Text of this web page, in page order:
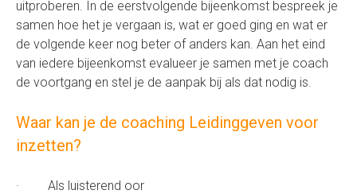
uitproberen. In de eerstvolgende bijeenkomst bespreek je
samen hoe het je vergaan is, wat er goed ging en wat er
de volgende keer nog beter of anders kan. Aan het eind
van iedere bijeenkomst evalueer je samen met je coach
de voortgang en stel je de aanpak bij als dat nodig is.
Waar kan je de coaching Leidinggeven voor
inzetten?
· Als luisterend oor